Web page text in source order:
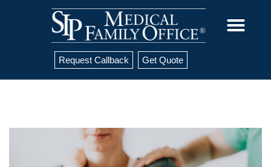
Request Callback Get Quote